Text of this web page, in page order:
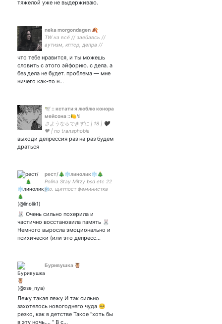
тяжелой уже не выдерживаю.
neka morgondagen 🍂
TW на всё // заебавсь //
аутизм, кптср, депра //
эстетика агонии // рисую,
но сейчас только свою
боль // 5336 6902 0143
0412 на таблы
что тебе нравится, и ты можешь
словить с этого эйфорию. с дела. а
без дела не будет. проблема — мне
ничего как-то н…
🕊️ :: кстати я люблю конора
мейсона ::🍋↯
さようならできずに | 18 | 🖤
❤️ | no transphobia
выходи депрессия раз на раз будем
драться
рест/🎄❄️линолик❄️🎄
Polina Stay Mitzy bsd etc 22
y.o. щитпост феминистка
🐰 Очень сильно похерила и
частично восстановила память 🐰
Немного выросла эмоционально и
психически (или это депресс…
Буривушка 🦉
Лежу такая лежу И так сильно
захотелось новогоднего чуда 🥺
резко, как в детстве Такое "хоть бы
в эту ночь.... " В с…